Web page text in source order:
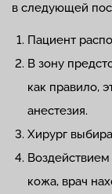
в следующей
Пациент
В зону
как правило,
анестезия.
Хирург
Воздействием
кожа, врач